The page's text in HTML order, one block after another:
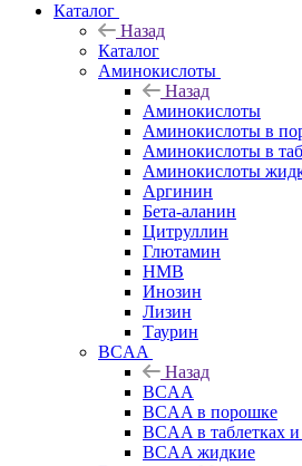
Каталог
Назад
Каталог
Аминокислоты
Назад
Аминокислоты
Аминокислоты в
Аминокислоты в
Аминокислоты
Аргинин
Бета-аланин
Цитруллин
Глютамин
HMB
Инозин
Лизин
Таурин
BCAA
Назад
BCAA
BCAA в порошке
BCAA в таблетках и
BCAA жидкие